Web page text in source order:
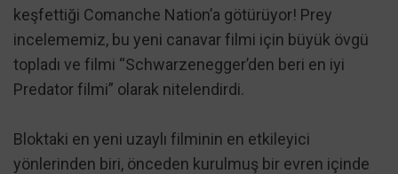
keşfettiği Comanche Nation’a götürüyor! Prey
incelememiz, bu yeni canavar filmi için büyük övgü
topladı ve filmi “Schwarzenegger’den beri en iyi
Predator filmi” olarak nitelendirdi.
Bloktaki en yeni uzaylı filminin en etkileyici
yönlerinden biri, önceden kurulmuş bir evren içinde